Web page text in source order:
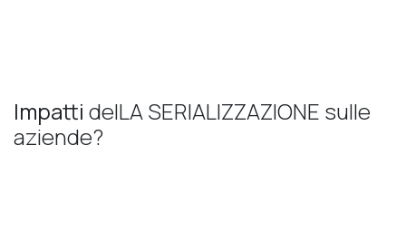
Impatti delLA SERIALIZZAZIONE sulle
aziende?